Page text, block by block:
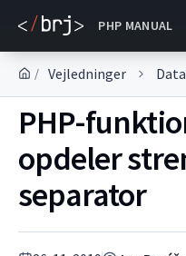
PHP MANUAL
DOKUMENTACE
/ Vejledninger
PHP-
opdeler
separator